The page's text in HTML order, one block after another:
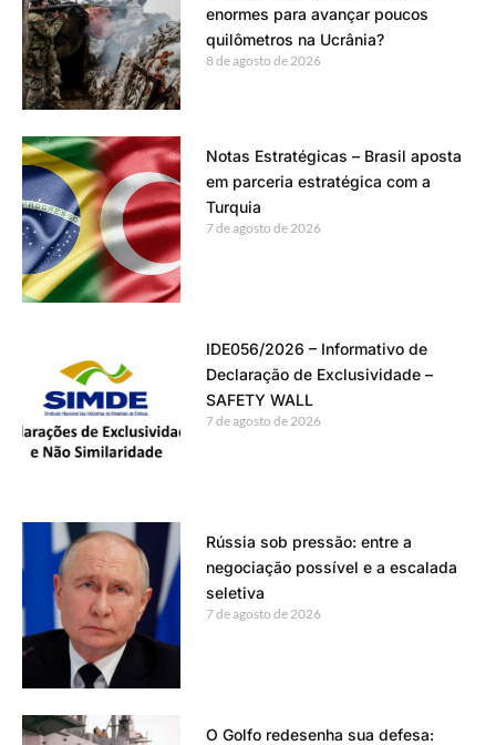
enormes para avançar poucos
quilômetros na Ucrânia?
8 de agosto de 2026
Notas Estratégicas – Brasil aposta
em parceria estratégica com a
Turquia
7 de agosto de 2026
IDE056/2026 – Informativo de
Declaração de Exclusividade –
SAFETY WALL
7 de agosto de 2026
Rússia sob pressão: entre a
negociação possível e a escalada
seletiva
7 de agosto de 2026
O Golfo redesenha sua defesa: